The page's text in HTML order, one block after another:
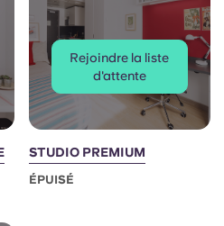
Rejoindre la liste
d'attente
STUDIO PREMIUM
ÉPUISÉ